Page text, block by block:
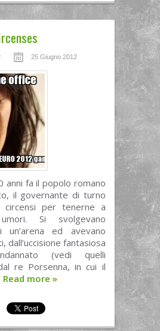
25 Giugno 2012
anni fa il popolo romano
il governante di turno
circensi per tenerne a
Si svolgevano
un’arena ed avevano
dall’uccisione fantasiosa
(vedi quelli
re Porsenna, in cui il
Read more »